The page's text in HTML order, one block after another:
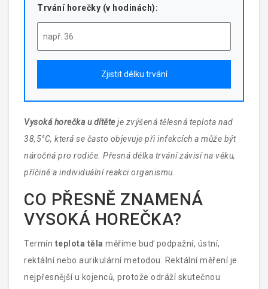
Trvání horečky (v hodinách):
Zjistit délku trvání
Vysoká horečka u dítěteje zvýšená tělesná teplota nad
38,5°C, která se často objevuje při infekcích a může být
náročná pro rodiče. Přesná délka trvání závisí na věku,
příčině a individuální reakci organismu.
CO PŘESNĚ ZNAMENÁ
VYSOKÁ HOREČKA?
Termín teplota těla měříme buď podpažní, ústní,
rektální nebo aurikulární metodou. Rektální měření je
nejpřesnější u kojenců, protože odráží skutečnou